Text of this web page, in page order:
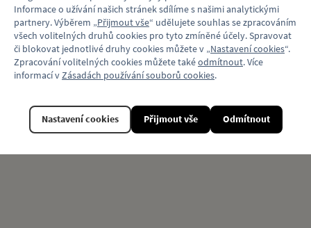
Věk
Související produkty
Informace o užívání našich stránek sdílíme s našimi analytickými
partnery. Výběrem „Přijmout vše“ udělujete souhlas se zpracováním
všech volitelných druhů cookies pro tyto zmíněné účely. Spravovat
či blokovat jednotlivé druhy cookies můžete v „Nastavení cookies“.
Zpracování volitelných cookies můžete takéodmítnout. Více
informací v Zásadách používání souborů cookies.
Odmítnout
Nastavení cookies Přijmout vše